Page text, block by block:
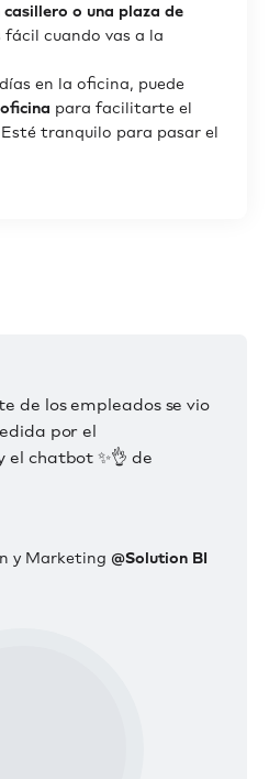
casillero o una plaza de
fácil cuando vas a la
en la oficina, puede
para facilitarte el
tranquilo para pasar el
de los empleados se vio
por el
el chatbot ✨👌 de
y Marketing @Solution BI